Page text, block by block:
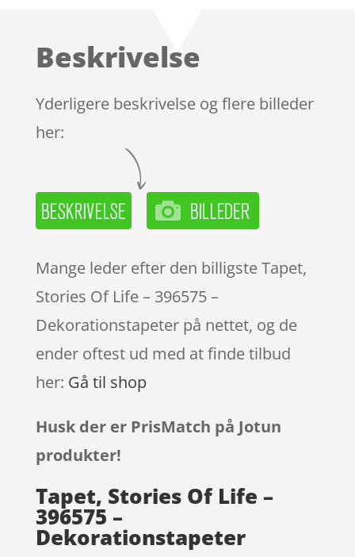
Beskrivelse
Yderligere beskrivelse og flere billeder
her:
Mange leder efter den billigste Tapet,
Stories Of Life – 396575 –
Dekorationstapeter på nettet, og de
ender oftest ud med at finde tilbud
her: Gå til shop
Husk der er PrisMatch på Jotun
produkter!
Tapet, Stories Of Life –
396575 –
Dekorationstapeter